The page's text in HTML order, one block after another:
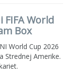
World
Box
World Cup 2026
Strednej Amerike.